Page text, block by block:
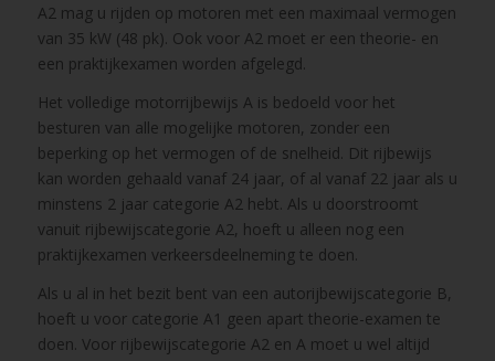
A2 mag u rijden op motoren met een maximaal vermogen
van 35 kW (48 pk). Ook voor A2 moet er een theorie- en
een praktijkexamen worden afgelegd.
Het volledige motorrijbewijs A is bedoeld voor het
besturen van alle mogelijke motoren, zonder een
beperking op het vermogen of de snelheid. Dit rijbewijs
kan worden gehaald vanaf 24 jaar, of al vanaf 22 jaar als u
minstens 2 jaar categorie A2 hebt. Als u doorstroomt
vanuit rijbewijscategorie A2, hoeft u alleen nog een
praktijkexamen verkeersdeelneming te doen.
Als u al in het bezit bent van een autorijbewijscategorie B,
hoeft u voor categorie A1 geen apart theorie-examen te
doen. Voor rijbewijscategorie A2 en A moet u wel altijd